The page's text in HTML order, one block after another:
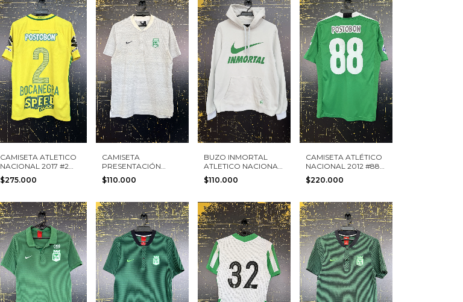
CAMISETA ATLETICO
NACIONAL 2017 #2
BOCANEGRA NIKE
TALLA S
$275.000
CAMISETA
PRESENTACIÓN
ATLÉTICO NACIONAL
2019 NIKE TALLA M
$110.000
BUZO INMORTAL
ATLETICO NACIONAL
NIKE TALLA S
$110.000
CAMISETA ATLÉTICO
NACIONAL 2012 #88
ADIDAS TALLA S
$220.000